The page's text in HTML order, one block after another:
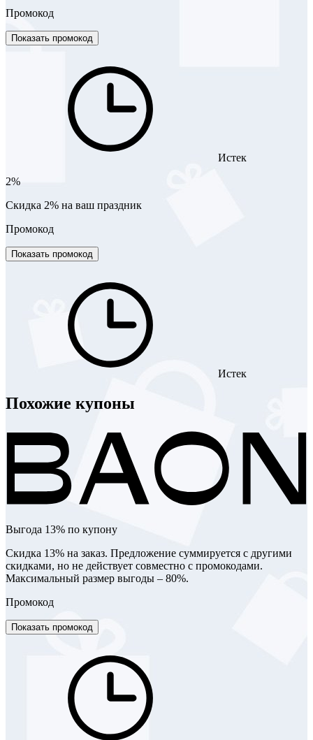
Промокод
Показать промокод
Истек
2%
Скидка 2% на ваш праздник
Промокод
Показать промокод
Истек
Похожие купоны
Выгода 13% по купону
Скидка 13% на заказ. Предложение суммируется с другими
скидками, но не действует совместно с промокодами.
Максимальный размер выгоды – 80%.
Промокод
Показать промокод